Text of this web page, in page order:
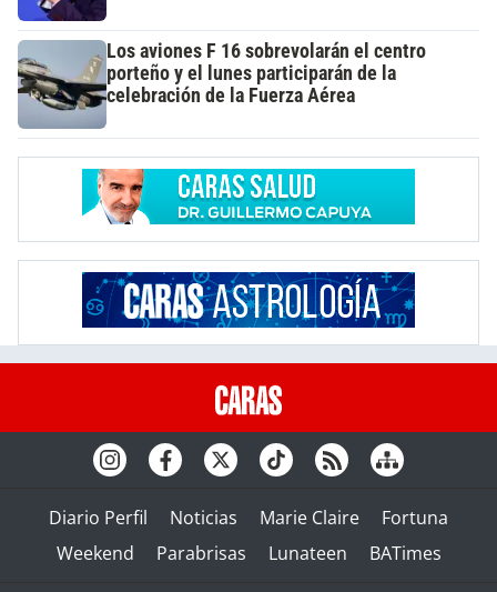
Los aviones F 16 sobrevolarán el centro
porteño y el lunes participarán de la
celebración de la Fuerza Aérea
Diario Perfil Noticias Marie Claire
Fortuna
Weekend
Parabrisas Lunateen BATimes